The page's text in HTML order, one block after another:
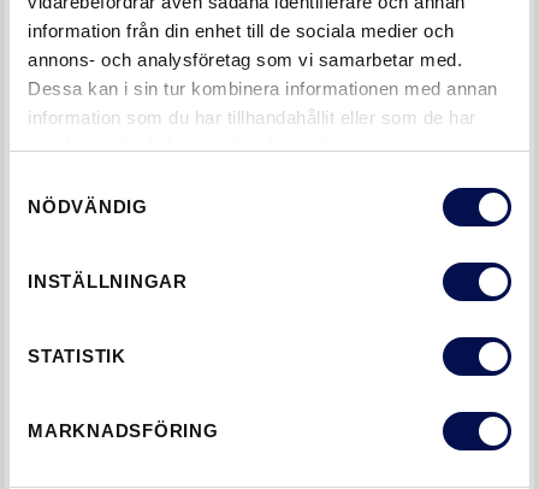
information från din enhet till de sociala medier och
annons- och analysföretag som vi samarbetar med.
Dessa kan i sin tur kombinera informationen med annan
information som du har tillhandahållit eller som de har
samlat in när du har använt deras tjänster.
NÖDVÄNDIG
INSTÄLLNINGAR
STATISTIK
MARKNADSFÖRING
DELA DET HÄR MED EN VÄN